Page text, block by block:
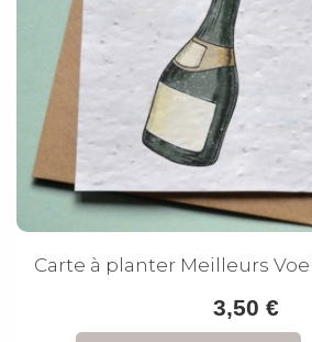
Carte à planter Meilleurs
3,50 €